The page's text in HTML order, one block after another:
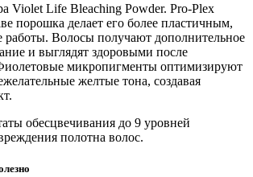
Violet Life Bleaching Powder. Pro-Plex
порошка делает его более пластичным,
работы. Волосы получают дополнительное
и выглядят здоровыми после
микропигменты оптимизируют
желтые тона, создавая
обесцвечивания до 9 уровней
полотна волос.